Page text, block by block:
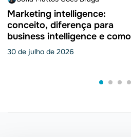
Marketing intelligence:
conceito, diferença para
business intelligence e como
aplicar
30 de julho de 2026